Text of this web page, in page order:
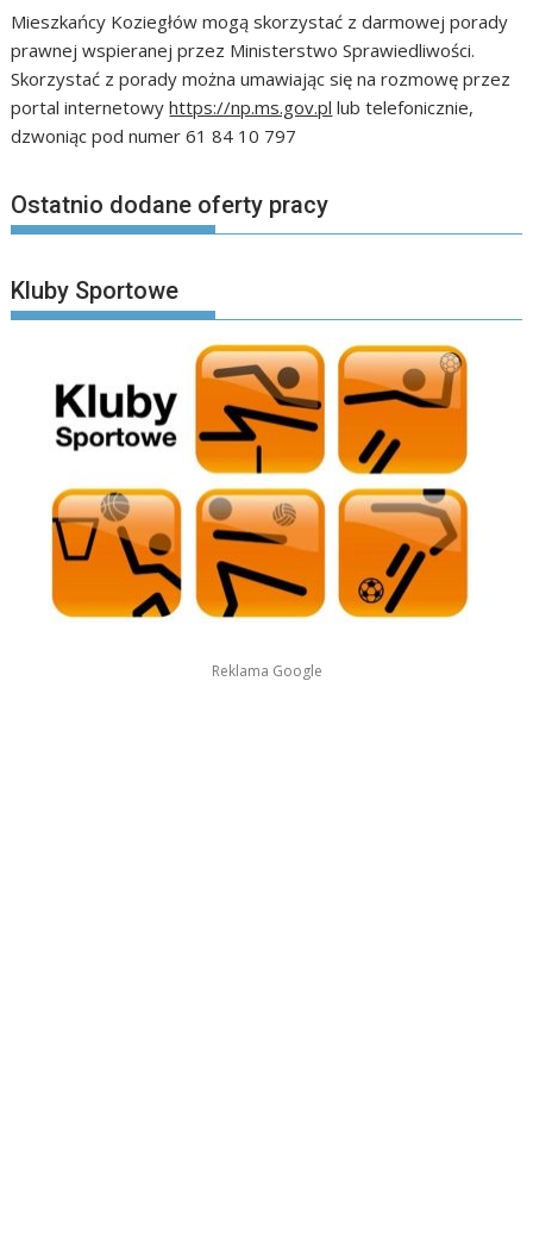
Mieszkańcy Koziegłów mogą skorzystać z darmowej porady
prawnej wspieranej przez Ministerstwo Sprawiedliwości.
Skorzystać z porady można umawiając się na rozmowę przez
portal internetowyhttps://np.ms.gov.pl lub telefonicznie,
dzwoniąc pod numer 61 84 10 797
Ostatnio dodane oferty pracy
Kluby Sportowe
Reklama Google